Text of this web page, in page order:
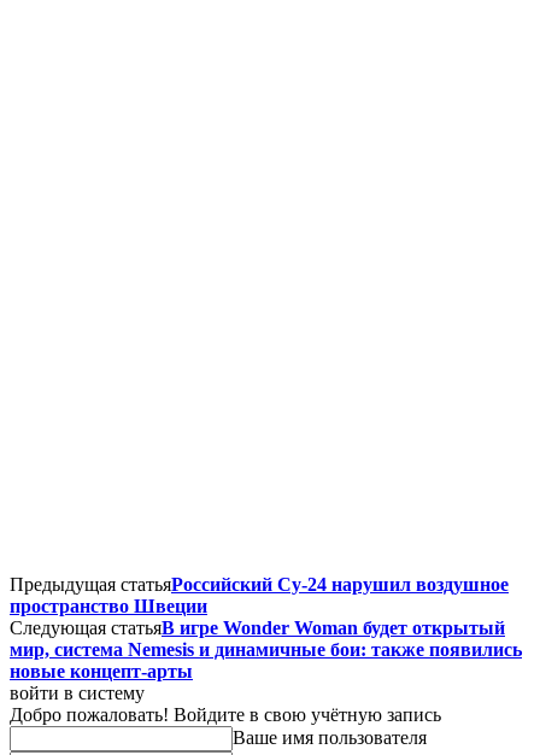
Предыдущая статьяРоссийский Су-24 нарушил воздушное
пространство Швеции
Следующая статьяВ игре Wonder Woman будет открытый
мир, система Nemesis и динамичные бои: также появились
новые концепт-арты
войти в систему
Добро пожаловать! Войдите в свою учётную запись
Ваше имя пользователя